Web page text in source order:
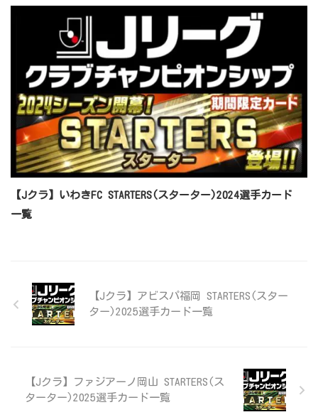
【Jクラ】いわきFC STARTERS(スターター)2024選手カード
一覧
【Jクラ】アビスパ福岡 STARTERS(スター
ター)2025選手カード一覧
【Jクラ】ファジアーノ岡山 STARTERS(ス
ターター)2025選手カード一覧